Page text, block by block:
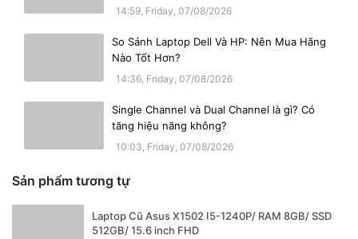
Laptop Dell Vostro 5410 - Hiệu Năng Mạnh
Mẽ với Intel Core i5-11320H
Trang bị vi xử lý Intel Core i5-11320H thế hệ 11,
mang lại khả năng xử lý mượt mà từ các tác vụ văn phòng, xử lý số
liệu cho đến lập trình hay chỉnh sửa hình ảnh. RAM 16GB giúp
phần mềm. Ổ cứng SSD 512GB mang đến tốc độ khởi động nhanh,
truy xuất dữ liệu chất lượng, tăng hiệu suất làm việc.
Card đồ họa Intel Iris Xe Graphics hỗ trợ hiển thị hình ảnh sắc nét,
phục vụ tốt cho các nhu cầu giải trí, làm đồ họa nhẹ hay chơi game
14:59, Friday, 07/08/2026
So Sánh Laptop Dell Và HP: Nên Mua Hãng
Nào Tốt Hơn?
14:36, Friday, 07/08/2026
Single Channel và Dual Channel là gì? Có
tăng hiệu năng không?
10:03, Friday, 07/08/2026
Sản phẩm tương tự
Laptop Cũ Asus X1502 I5-1240P/ RAM 8GB/ SSD
512GB/ 15.6 inch FHD